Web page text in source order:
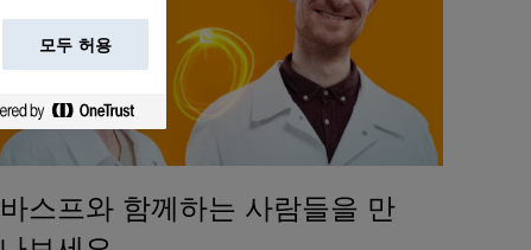
바스프와 함께하는 사람들을 만
모두 허용